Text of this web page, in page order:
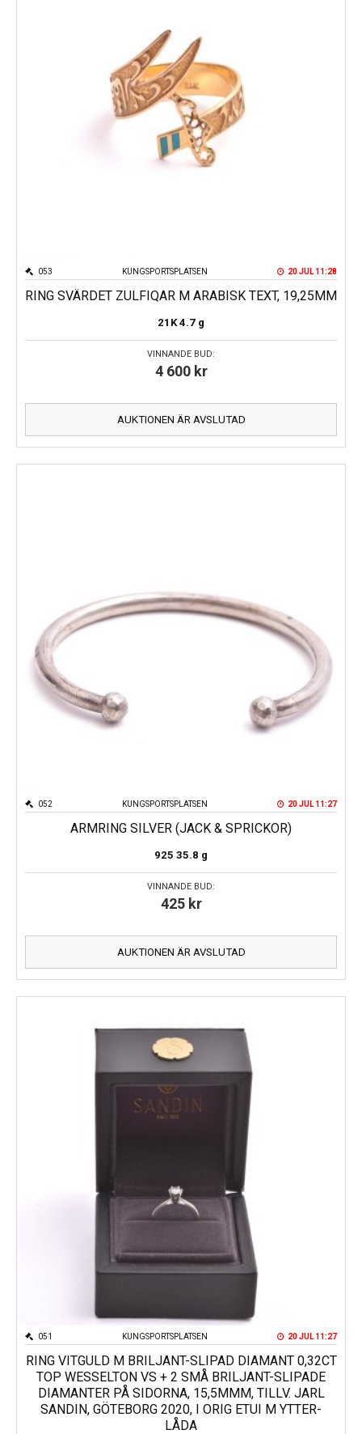
KUNGSPORTSPLATSEN
053 20 JUL 11:28
RING SVÄRDET ZULFIQAR M ARABISK TEXT, 19,25MM
21K 4.7 g
VINNANDE BUD:
4 600 kr
AUKTIONEN ÄR AVSLUTAD
KUNGSPORTSPLATSEN
052 20 JUL 11:27
ARMRING SILVER (JACK & SPRICKOR)
925 35.8 g
VINNANDE BUD:
425 kr
AUKTIONEN ÄR AVSLUTAD
KUNGSPORTSPLATSEN
051 20 JUL 11:27
RING VITGULD M BRILJANT-SLIPAD DIAMANT 0,32CT
TOP WESSELTON VS + 2 SMÅ BRILJANT-SLIPADE
DIAMANTER PÅ SIDORNA, 15,5MMM, TILLV. JARL
SANDIN, GÖTEBORG 2020, I ORIG ETUI M YTTER-
LÅDA